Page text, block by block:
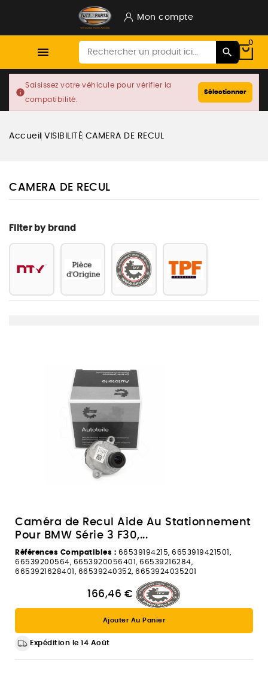
Mon compte

0
info
Saisissez votre véhicule pour vérifier la
compatibilité.
Sélectionner
Accueil VISIBILITÉ CAMERA DE RECUL
CAMERA DE RECUL
Filter by brand
Caméra de Recul Aide Au Stationnement
Pour BMW Série 3 F30,...
Références Compatibles : 66539194215, 6653919421501,
66539200564, 6653920056401, 66539216284,
6653921628401, 66539240352, 6653924035201
166,46 €
Ajouter Au Panier
Expédition le 14 Août